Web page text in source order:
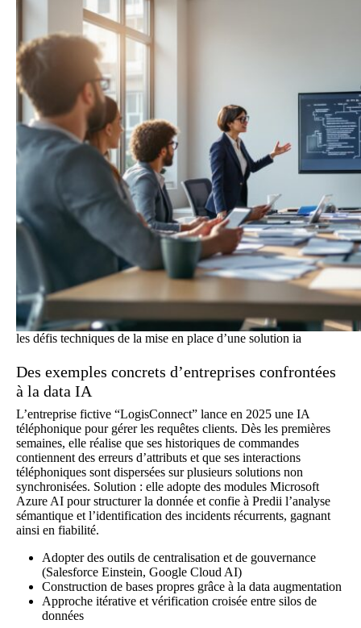
les défis techniques de la mise en place d’une solution ia
Des exemples concrets d’entreprises confrontées
à la data IA
L’entreprise fictive “LogisConnect” lance en 2025 une IA
téléphonique pour gérer les requêtes clients. Dès les premières
semaines, elle réalise que ses historiques de commandes
contiennent des erreurs d’attributs et que ses interactions
téléphoniques sont dispersées sur plusieurs solutions non
synchronisées. Solution : elle adopte des modules Microsoft
Azure AI pour structurer la donnée et confie à Predii l’analyse
sémantique et l’identification des incidents récurrents, gagnant
ainsi en fiabilité.
Adopter des outils de centralisation et de gouvernance
(Salesforce Einstein, Google Cloud AI)
Construction de bases propres grâce à la data augmentation
Approche itérative et vérification croisée entre silos de
données